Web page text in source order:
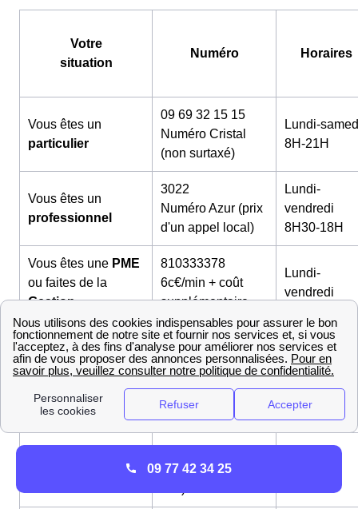
Votre
situation
Numéro Horaires
Vous êtes un
particulier
09 69 32 15 15
Numéro Cristal
(non surtaxé)
Lundi-
8H-21H
Vous êtes un
professionnel
3022
Numéro Azur (prix
d'un appel local)
Lundi-
vendredi
8H30-18H
Vous êtes une PME
ou faites de la
Gestion
Immobilière
810333378
6c€/min + coût
supplémentaire
depuis un mobile
Lundi-
vendredi
Vous êtes unGrand
Compte
820144000
6c€/min + coût
supplémentaire
depuis un mobile
Lundi-
vendredi
8H-17H
Gratuit (numéro
09 77 42 34 25